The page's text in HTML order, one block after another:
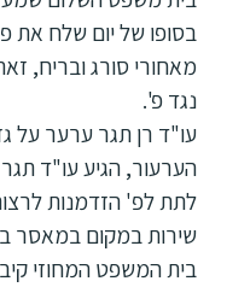
מאחורי סורג ובריח,
נגד פ'.
עו"ד רן תגר ערער על
הערעור, הגיע עו"ד
לתת לפ' הזדמנות
שירות במקום במאסר
בית המשפט המחוזי